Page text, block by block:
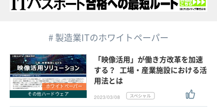
# 製造業ITのホワイトペーパー
ホワイトペーパー
その他ハードウェア
「映像活用」が働き方改革を加速
する？ 工場・産業施設における活
用法とは
2023/03/08